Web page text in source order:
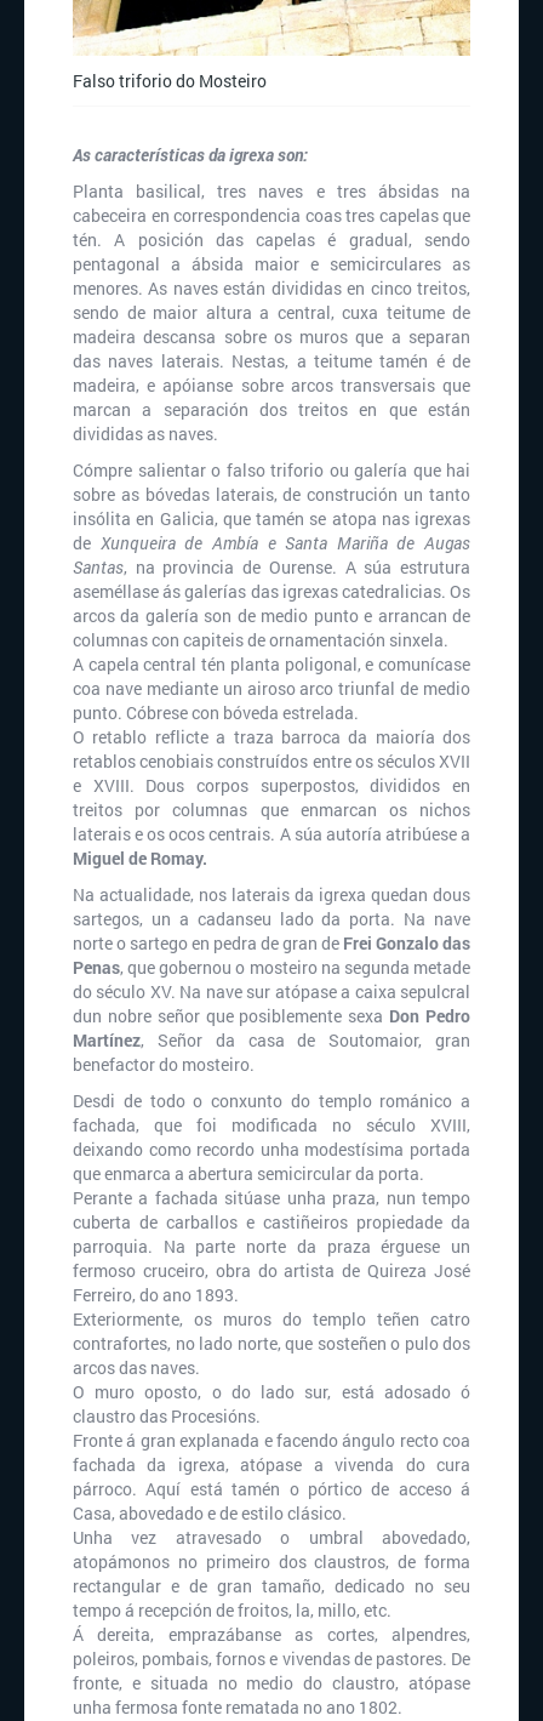
Falso triforio do Mosteiro
As características da igrexa son:
Planta basilical, tres naves e tres ábsidas na
cabeceira en correspondencia coas tres capelas que
tén. A posición das capelas é gradual, sendo
pentagonal a ábsida maior e semicirculares as
menores. As naves están divididas en cinco treitos,
sendo de maior altura a central, cuxa teitume de
madeira descansa sobre os muros que a separan
das naves laterais. Nestas, a teitume tamén é de
madeira, e apóianse sobre arcos transversais que
marcan a separación dos treitos en que están
divididas as naves.
Cómpre salientar o falso triforio ou galería que hai
sobre as bóvedas laterais, de construción un tanto
insólita en Galicia, que tamén se atopa nas igrexas
de Xunqueira de Ambía e Santa Mariña de Augas
Santas, na provincia de Ourense. A súa estrutura
aseméllase ás galerías das igrexas catedralicias. Os
arcos da galería son de medio punto e arrancan de
columnas con capiteis de ornamentación sinxela.
A capela central tén planta poligonal, e comunícase
coa nave mediante un airoso arco triunfal de medio
punto. Cóbrese con bóveda estrelada.
O retablo reflicte a traza barroca da maioría dos
retablos cenobiais construídos entre os séculos XVII
e XVIII. Dous corpos superpostos, divididos en
treitos por columnas que enmarcan os nichos
laterais e os ocos centrais. A súa autoría atribúese a
Miguel de Romay.
Na actualidade, nos laterais da igrexa quedan dous
sartegos, un a cadanseu lado da porta. Na nave
norte o sartego en pedra de gran de Frei Gonzalo das
Penas, que gobernou o mosteiro na segunda metade
do século XV. Na nave sur atópase a caixa sepulcral
dun nobre señor que posiblemente sexa Don Pedro
Martínez, Señor da casa de Soutomaior, gran
benefactor do mosteiro.
Desdi de todo o conxunto do templo románico a
fachada, que foi modificada no século XVIII,
deixando como recordo unha modestísima portada
que enmarca a abertura semicircular da porta.
Perante a fachada sitúase unha praza, nun tempo
cuberta de carballos e castiñeiros propiedade da
parroquia. Na parte norte da praza érguese un
fermoso cruceiro, obra do artista de Quireza José
Ferreiro, do ano 1893.
Exteriormente, os muros do templo teñen catro
contrafortes, no lado norte, que sosteñen o pulo dos
arcos das naves.
O muro oposto, o do lado sur, está adosado ó
claustro das Procesións.
Fronte á gran explanada e facendo ángulo recto coa
fachada da igrexa, atópase a vivenda do cura
párroco. Aquí está tamén o pórtico de acceso á
Casa, abovedado e de estilo clásico.
Unha vez atravesado o umbral abovedado,
atopámonos no primeiro dos claustros, de forma
rectangular e de gran tamaño, dedicado no seu
tempo á recepción de froitos, la, millo, etc.
Á dereita, emprazábanse as cortes, alpendres,
poleiros, pombais, fornos e vivendas de pastores. De
fronte, e situada no medio do claustro, atópase
unha fermosa fonte rematada no ano 1802.